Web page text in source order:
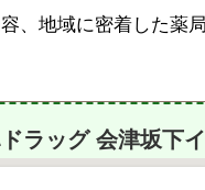
、地域に密着した薬
ラッグ 会津坂下